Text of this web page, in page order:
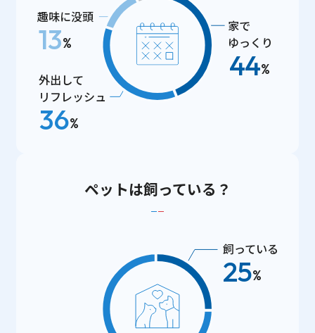
家で
ゆっくり
44%
外出して
リフレッシュ
36%
趣味に没頭
13%
ペットは飼っている？
飼っている
25%